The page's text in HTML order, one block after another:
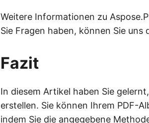
Weitere Informationen zu
Sie Fragen haben, können Sie uns
Fazit
In diesem Artikel haben Sie
erstellen. Sie können Ihrem PDF-
indem Sie die angegebene